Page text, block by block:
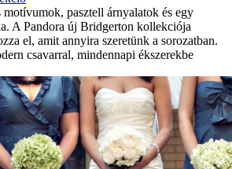
pasztell árnyalatok és egy
A Pandora új Bridgerton kollekciója
el, amit annyira szeretünk a sorozatban.
csavarral, mindennapi ékszerekbe